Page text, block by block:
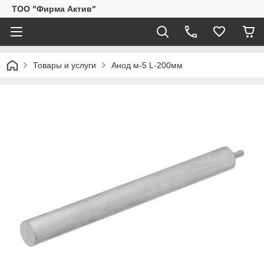
ТОО "Фирма Актив"
Товары и услуги Анод м-5 L-200мм